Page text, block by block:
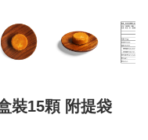
裝15顆 附提袋